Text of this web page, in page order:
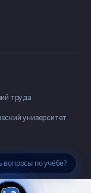
вопросы по учёбе?
университет
труда